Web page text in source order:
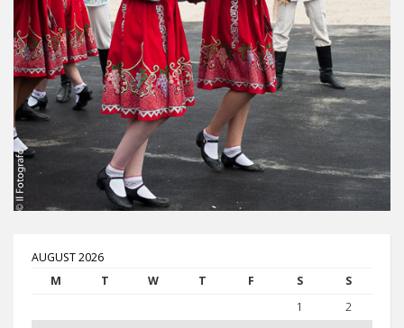
AUGUST 2026
M
T W T F S
S
1
2